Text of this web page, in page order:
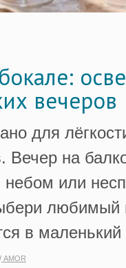
вечеров
для
Вечер на
небом или
любимый
в маленький
AMOR